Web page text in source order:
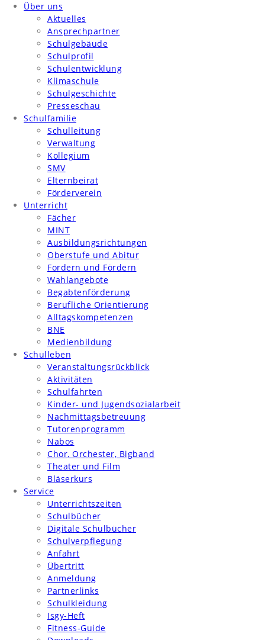
Über uns
Aktuelles
Ansprechpartner
Schulgebäude
Schulprofil
Schulentwicklung
Klimaschule
Schulgeschichte
Presseschau
Schulfamilie
Schulleitung
Verwaltung
Kollegium
SMV
Elternbeirat
Förderverein
Unterricht
Fächer
MINT
Ausbildungsrichtungen
Oberstufe und Abitur
Fordern und Fördern
Wahlangebote
Begabtenförderung
Berufliche Orientierung
Alltagskompetenzen
BNE
Medienbildung
Schulleben
Veranstaltungsrückblick
Aktivitäten
Schulfahrten
Kinder- und Jugendsozialarbeit
Nachmittagsbetreuung
Tutorenprogramm
Nabos
Chor, Orchester, Bigband
Theater und Film
Bläserkurs
Service
Unterrichtszeiten
Schulbücher
Digitale Schulbücher
Schulverpflegung
Anfahrt
Übertritt
Anmeldung
Partnerlinks
Schulkleidung
Isgy-Heft
Fitness-Guide